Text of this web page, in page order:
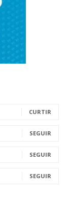
CURTIR
SEGUIR
SEGUIR
SEGUIR